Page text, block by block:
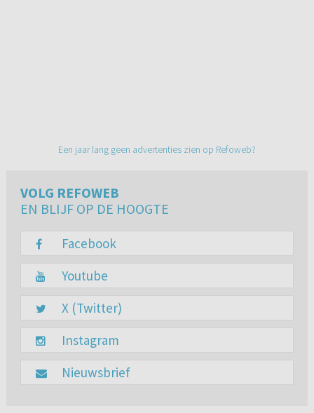
Een jaar lang geen advertenties zien op Refoweb?
VOLG REFOWEB
EN BLIJF OP DE HOOGTE
Facebook
Youtube
X (Twitter)
Instagram
Nieuwsbrief